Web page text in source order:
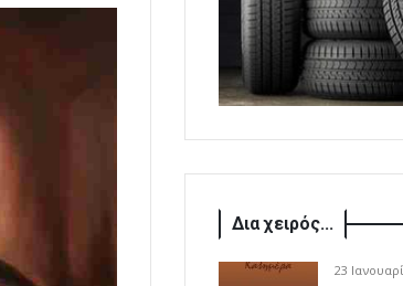
Δια χειρός...
23